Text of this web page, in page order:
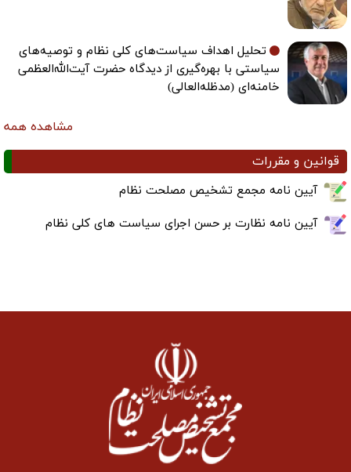
تحلیل اهداف سیاست‌های کلی نظام و توصیه‌های
سیاستی با بهره‌گیری از دیدگاه حضرت آیت‌الله‌العظمی
خامنه‌ای (مدظله‌العالی)
مشاهده همه
قوانین و مقررات
آیین نامه مجمع تشخیص مصلحت نظام
آیین نامه نظارت بر حسن اجرای سیاست های کلی نظام